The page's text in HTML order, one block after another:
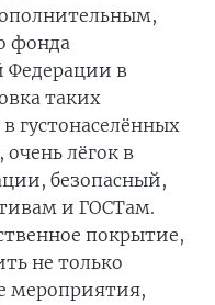
фонда
Федерации в
таких
густонаселённых
лёгок в
безопасный,
и ГОСТам.
покрытие,
не только
мероприятия,